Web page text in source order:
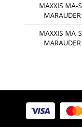
MAXXIS MA-
MARAUDER
MAXXIS MA-
MARAUDER